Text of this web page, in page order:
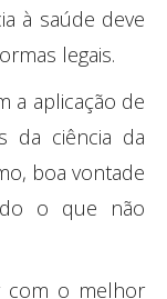
à saúde deve
legais.
a aplicação de
da ciência da
boa vontade
o que não
com o melhor